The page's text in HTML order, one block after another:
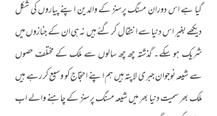
گیا ہے اس دوران مسنگ پرسنز کے والدین اپنے پیاروں کی شکل
دیکھے بغیر اس دنیا سے انتقال کر گئے ہیں نہ ہی ان کے جنازوں میں
شریک ہو سکے۔ گذشتہ چھ چھ سالوں سے ملک کے مختلف حصوں
سے شیعہ نوجوان جبری لاپتہ ہیں ہم اپنے احتجاج کو وسیع کر رہے ہیں
ملک بھر سمیت دنیا بھر میں شیعہ مسنگ پرسنز کے چاہنے والے اب